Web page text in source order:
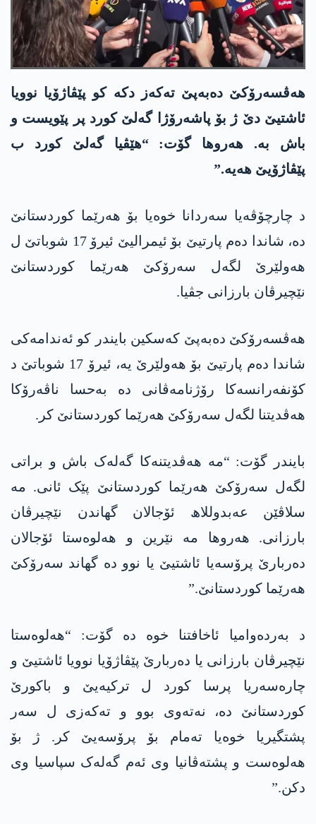
ھەڤسەرۆکێ دەبەپێ تەکەز دکە کو پێڤاژۆیا نوویا
ئاشتیێ دێ ژ بۆ پاشەرۆژا گەلێ کورد پر پێویست و
باش بە. ھەروھا گۆت: “ھێڤیا گەلێ کورد ب
پێڤاژۆیێ ھەیە.”
د چارچۆڤەیا سەردانا خوەیا بۆ ھەرێما کوردستانێ
دە، شاندا دەم پارتیێ بۆ ئیمرالیێ ئیرۆ 17 شوباتێ ل
ھەولێرێ لگەل سەرۆکێ ھەرێما کوردستانێ
نێچیرڤان بارزانی جڤیا.
ھەڤسەرۆکێ دەبەپێ کەسکین بایندر کو ئەندامەکی
شاندا دەم پارتیێ بۆ ھەولێرێ یە، ئیرۆ 17 شوباتێ د
کۆنفەرانسەکا رۆژنامەڤانی دە بەحسا ناڤەرۆکا
ھەڤدیتنا لگەل سەرۆکێ ھەرێما کوردستانێ کر.
بایندر گۆت: “مە ھەڤدیتنەکا گەلەک باش و براتی
لگەل سەرۆکێ ھەرێما کوردستانێ پێک ئانی. مە
سلاڤێن عەبدوللاھ ئۆجالان گھاندن نێچیرڤان
بارزانی. ھەروھا مە نێرین و ھەلوەستا ئۆجالان
دەربارێ پرۆسەیا ئاشتیێ یا نوو دە گھاند سەرۆکێ
ھەرێما کوردستانێ.”
د بەردەوامیا ئاخافتنا خوە دە گۆت: “ھەلوەستا
نێچیرڤان بارزانی یا دەربارێ پێڤاژۆیا نوویا ئاشتیێ و
چارەسەریا پرسا کورد ل ترکیەیێ و باکورێ
کوردستانێ دە، نەتەوی بوو و تەکەزی ل سەر
پشتگیریا خوەیا تەمام بۆ پرۆسەیێ کر. ژ بۆ
ھەلوەست و پشتەڤانیا وی ئەم گەلەک سپاسیا وی
دکن.”